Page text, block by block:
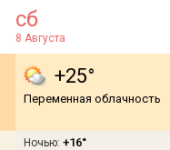
сб
8 Августа
+25°
Переменная облачность
Ночью: +16°